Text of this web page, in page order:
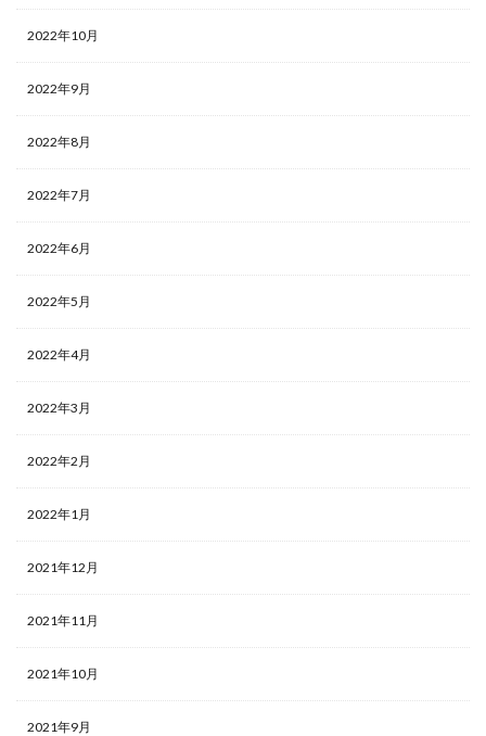
2022年10月
2022年9月
2022年8月
2022年7月
2022年6月
2022年5月
2022年4月
2022年3月
2022年2月
2022年1月
2021年12月
2021年11月
2021年10月
2021年9月